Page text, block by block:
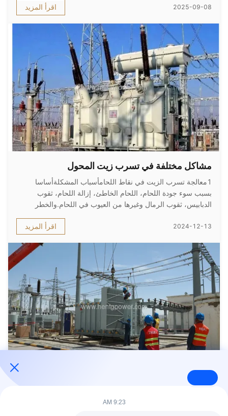
فرعية من نوع الصندوق على الطراز الأمريكي، أو محطات فرعية
2025-09-08 اقرأ المزيد
مشاكل مختلفة في تسرب زيت المحول
1معالجة تسرب الزيت في نقاط اللحامأسباب المشكلةأساسا
بسبب سوء جودة اللحام، اللحام الخاطئ، إزالة اللحام، ثقوب
الدبابيس، ثقوب الرمال وغيرها من العيوب في اللحام.والخطر
الكهرومغناطيسية سوف تسبب الالتحام الاهتزازات والشقوق، مما
2024-12-13 اقرأ المزيد
حالات تثبيت العملاء الجدد في البلدان غير الأوروبية
محول توزيع مغمور بالزيت يستخدم على نطاق واسع في المناطق
9:23 AM